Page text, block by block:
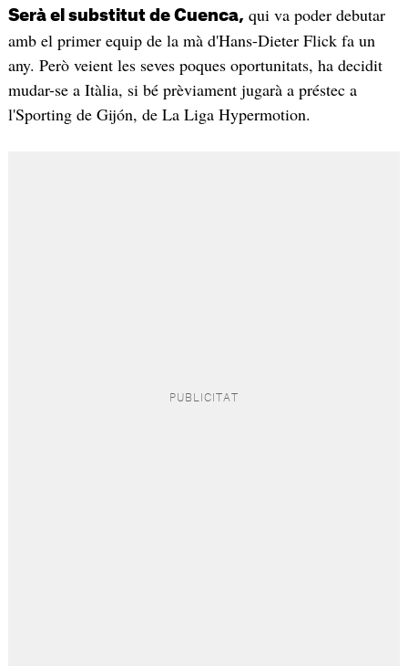
Serà el substitut de Cuenca, qui va poder debutar
amb el primer equip de la mà d'Hans-Dieter Flick fa un
any. Però veient les seves poques oportunitats, ha decidit
mudar-se a Itàlia, si bé prèviament jugarà a préstec a
l'Sporting de Gijón, de La Liga Hypermotion.